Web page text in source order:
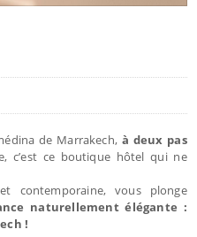
de Marrakech, à deux pas
c’est ce boutique hôtel qui ne
contemporaine, vous plonge
naturellement élégante :
!